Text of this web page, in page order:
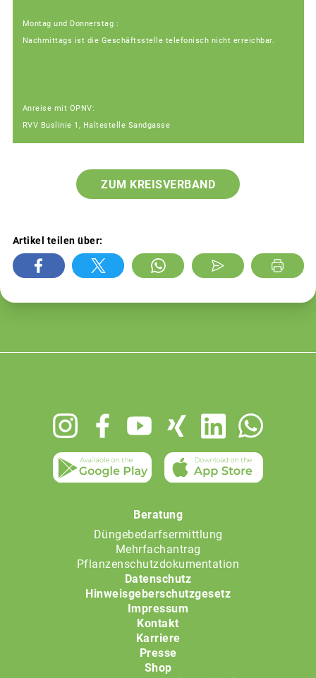
Montag und Donnerstag :
Nachmittags ist die Geschäftsstelle telefonisch nicht erreichbar.
Anreise mit ÖPNV:
RVV Buslinie 1, Haltestelle Sandgasse
ZUM KREISVERBAND
Artikel teilen über:
Beratung
Düngebedarfsermittlung
Mehrfachantrag
Pflanzenschutzdokumentation
Datenschutz
Hinweisgeberschutzgesetz
Impressum
Kontakt
Karriere
Presse
Shop